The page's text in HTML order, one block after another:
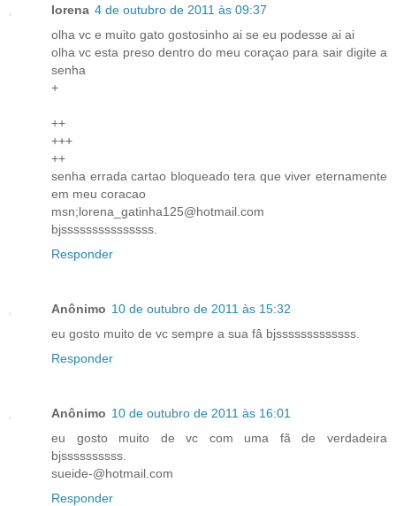
lorena 4 de outubro de 2011 às 09:37
olha vc e muito gato gostosinho ai se eu podesse ai ai
olha vc esta preso dentro do meu coraçao para sair digite a
senha
+
++
+++
++
senha errada cartao bloqueado tera que viver eternamente
em meu coracao
msn;lorena_gatinha125@hotmail.com
bjsssssssssssssss.
Responder
Anônimo 10 de outubro de 2011 às 15:32
eu gosto muito de vc sempre a sua fâ bjsssssssssssss.
Responder
Anônimo 10 de outubro de 2011 às 16:01
eu gosto muito de vc com uma fã de verdadeira
bjssssssssss.
sueide-@hotmail.com
Responder